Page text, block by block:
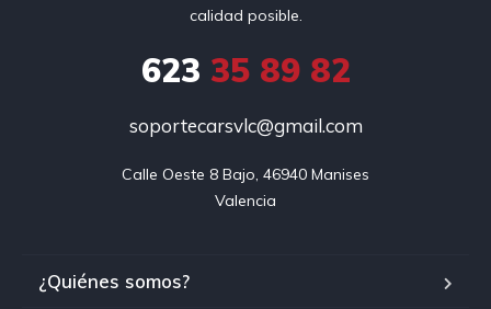
calidad posible.
623 35 89 82
soportecarsvlc@gmail.com
Calle Oeste 8 Bajo, 46940 Manises
Valencia
¿Quiénes somos?